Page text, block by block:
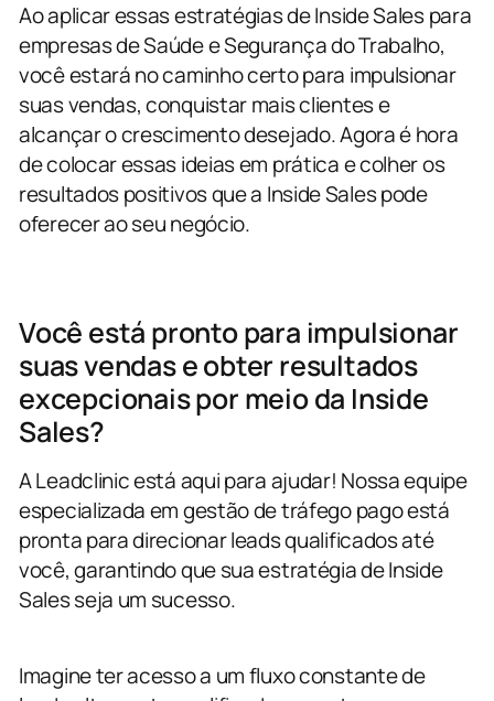
Ao aplicar essas estratégias de Inside Sales para
empresas de Saúde e Segurança do Trabalho,
você estará no caminho certo para impulsionar
suas vendas, conquistar mais clientes e
alcançar o crescimento desejado. Agora é hora
de colocar essas ideias em prática e colher os
resultados positivos que a Inside Sales pode
oferecer ao seu negócio.
Você está pronto para impulsionar
suas vendas e obter resultados
excepcionais por meio da Inside
Sales?
A Leadclinic está aqui para ajudar! Nossa equipe
especializada em gestão de tráfego pago está
pronta para direcionar leads qualificados até
você, garantindo que sua estratégia de Inside
Sales seja um sucesso.
Imagine ter acesso a um fluxo constante de